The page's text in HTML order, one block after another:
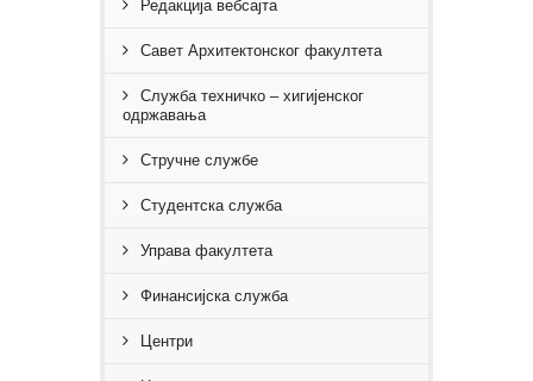
Редакција вебсајта
Савет Архитектонског факултета
Служба техничко – хигијенског
одржавања
Стручне службe
Студентска служба
Управа факултета
Финансијска служба
Центри